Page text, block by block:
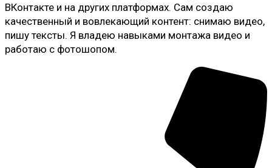
ВКонтакте и на других платформах. Сам создаю
качественный и вовлекающий контент: снимаю видео,
пишу тексты. Я владею навыками монтажа видео и
работаю с фотошопом.